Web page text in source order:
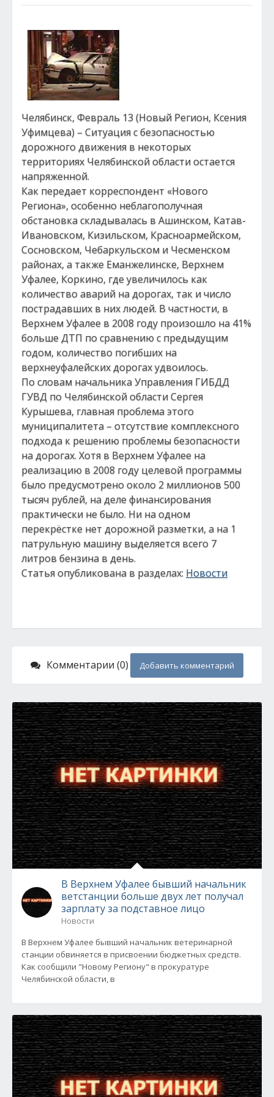
Челябинск, Февраль 13 (Новый Регион, Ксения
Уфимцева) – Ситуация с безопасностью
дорожного движения в некоторых
территориях Челябинской области остается
напряженной.
Как передает корреспондент «Нового
Региона», особенно неблагополучная
обстановка складывалась в Ашинском, Катав-
Ивановском, Кизильском, Красноармейском,
Сосновском, Чебаркульском и Чесменском
районах, а также Еманжелинске, Верхнем
Уфалее, Коркино, где увеличилось как
количество аварий на дорогах, так и число
пострадавших в них людей. В частности, в
Верхнем Уфалее в 2008 году произошло на 41%
больше ДТП по сравнению с предыдущим
годом, количество погибших на
верхнеуфалейских дорогах удвоилось.
По словам начальника Управления ГИБДД
ГУВД по Челябинской области Сергея
Курышева, главная проблема этого
муниципалитета – отсутствие комплексного
подхода к решению проблемы безопасности
на дорогах. Хотя в Верхнем Уфалее на
реализацию в 2008 году целевой программы
было предусмотрено около 2 миллионов 500
тысяч рублей, на деле финансирования
практически не было. Ни на одном
перекрёстке нет дорожной разметки, а на 1
патрульную машину выделяется всего 7
литров бензина в день.
Статья опубликована в разделах: Новости
Комментарии (0) Добавить комментарий
В Верхнем Уфалее бывший начальник
ветстанции больше двух лет получал
зарплату за подставное лицо
Новости
В Верхнем Уфалее бывший начальник ветеринарной
станции обвиняется в присвоении бюджетных средств.
Как сообщили "Новому Региону" в прокуратуре
Челябинской области, в